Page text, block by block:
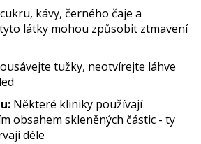
kávy, černého čaje a
látky mohou způsobit ztmavení
tužky, neotvírejte láhve
Některé kliniky používají
obsahem skleněných částic - ty
déle